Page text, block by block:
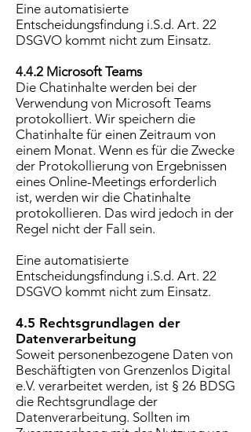
Eine automatisierte
Entscheidungsfindung i.S.d. Art. 22
DSGVO kommt nicht zum Einsatz.
4.4.2 Microsoft Teams
Die Chatinhalte werden bei der
Verwendung von Microsoft Teams
protokolliert. Wir speichern die
Chatinhalte für einen Zeitraum von
einem Monat. Wenn es für die Zwecke
der Protokollierung von Ergebnissen
eines Online-Meetings erforderlich
ist, werden wir die Chatinhalte
protokollieren. Das wird jedoch in der
Regel nicht der Fall sein.
Eine automatisierte
Entscheidungsfindung i.S.d. Art. 22
DSGVO kommt nicht zum Einsatz.
4.5 Rechtsgrundlagen der
Datenverarbeitung
Soweit personenbezogene Daten von
Beschäftigten von Grenzenlos Digital
e.V. verarbeitet werden, ist § 26 BDSG
die Rechtsgrundlage der
Datenverarbeitung. Sollten im